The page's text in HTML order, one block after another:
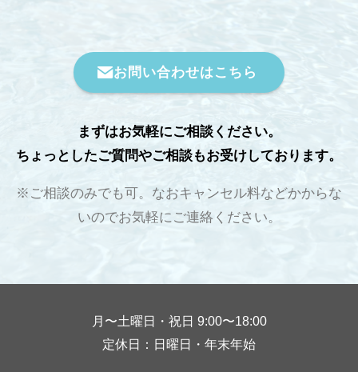
お問い合わせはこちら
まずはお気軽にご相談ください。
ちょっとしたご質問やご相談もお受けしております。
※ご相談のみでも可。なおキャンセル料などかからな
いのでお気軽にご連絡ください。
月〜土曜日・祝日 9:00〜18:00
定休日：日曜日・年末年始